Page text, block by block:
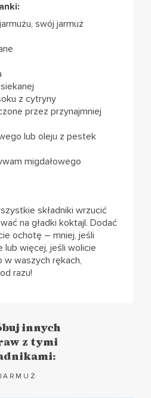
swój jarmuż
z cytryny
przez przynajmniej
lub oleju z pestek
migdałowego
składniki wrzucić
na gładki koktajl. Dodać
ochotę – mniej, jeśli
więcej, jeśli wolicie
waszych rękach,
razu!
innych
z tymi